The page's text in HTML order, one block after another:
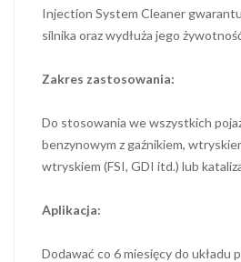
Injection System Cleaner
silnika oraz wydłuża jego
Zakres zastosowania:
Do stosowania we wszystkich
benzynowym z gaźnikiem,
wtryskiem (FSI, GDI itd.) lub
Aplikacja:
Dodawać co 6 miesięcy do układu